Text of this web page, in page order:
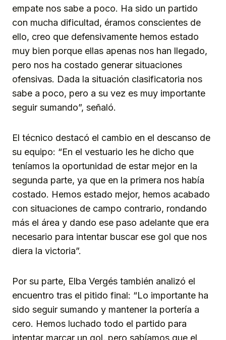
empate nos sabe a poco. Ha sido un partido
con mucha dificultad, éramos conscientes de
ello, creo que defensivamente hemos estado
muy bien porque ellas apenas nos han llegado,
pero nos ha costado generar situaciones
ofensivas. Dada la situación clasificatoria nos
sabe a poco, pero a su vez es muy importante
seguir sumando”, señaló.
El técnico destacó el cambio en el descanso de
su equipo: “En el vestuario les he dicho que
teníamos la oportunidad de estar mejor en la
segunda parte, ya que en la primera nos había
costado. Hemos estado mejor, hemos acabado
con situaciones de campo contrario, rondando
más el área y dando ese paso adelante que era
necesario para intentar buscar ese gol que nos
diera la victoria”.
Por su parte, Elba Vergés también analizó el
encuentro tras el pitido final: “Lo importante ha
sido seguir sumando y mantener la portería a
cero. Hemos luchado todo el partido para
intentar marcar un gol, pero sabíamos que el